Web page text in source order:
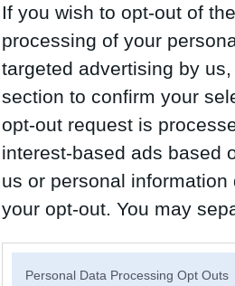
If you wish to opt-out of
processing of your
targeted advertising by
section to confirm your
opt-out request is
interest-based ads based
us or personal
your opt-out. You may
Personal Data Processing Opt Outs